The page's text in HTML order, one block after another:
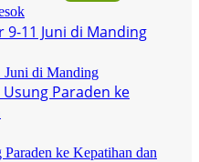
Juni di Manding
ke Kepatihan dan